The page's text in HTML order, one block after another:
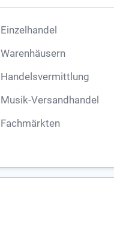
Einzelhandel
Warenhäusern
Handelsvermittlung
Musik-Versandhandel
Fachmärkten